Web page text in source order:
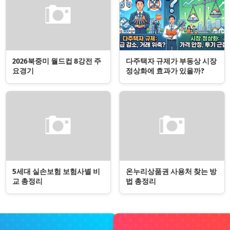
2026북중미 월드컵 8강전 주
요경기
다주택자 규제가 부동상 시장
정상화에 효과가 있을까?
5세대 실손보험 보험사별 비
교 총정리
온누리상품권 사용처 찾는 방
법 총정리